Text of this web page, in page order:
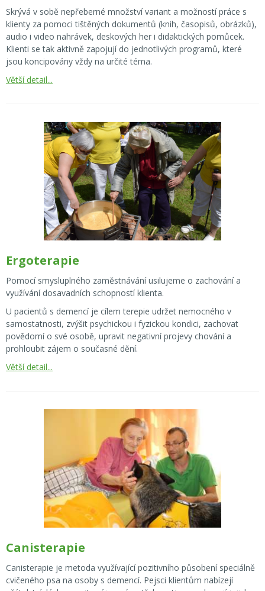
Skrývá v sobě nepřeberné množství variant a možností práce s
klienty za pomoci tištěných dokumentů (knih, časopisů, obrázků),
audio i video nahrávek, deskových her i didaktických pomůcek.
Klienti se tak aktivně zapojují do jednotlivých programů, které
jsou koncipovány vždy na určité téma.
Větší detail...
Ergoterapie
Pomocí smysluplného zaměstnávání usilujeme o zachování a
využívání dosavadních schopností klienta.
U pacientů s demencí je cílem terepie udržet nemocného v
samostatnosti, zvýšit psychickou i fyzickou kondici, zachovat
povědomí o své osobě, upravit negativní projevy chování a
prohloubit zájem o současné dění.
Větší detail...
Canisterapie
Canisterapie je metoda využívající pozitivního působení speciálně
cvičeného psa na osoby s demencí. Pejsci klientům nabízejí